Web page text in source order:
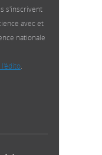
s'inscrivent
avec et
nationale
l'édito